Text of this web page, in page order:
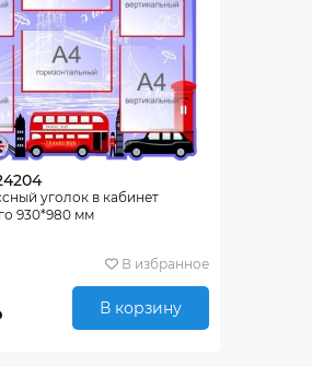
уголок в кабинет
930*980 мм
В избранное
В корзину